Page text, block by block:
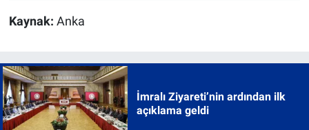
Kaynak: Anka
İmralı Ziyareti’nin ardından ilk
açıklama geldi